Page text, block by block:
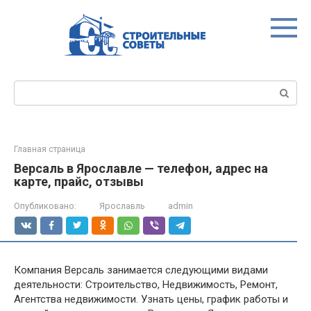
Главная страница
Версаль в Ярославле — телефон, адрес на
карте, прайс, отзывы
Опубликовано: Ярославль admin
Компания Версаль занимается следующими видами
деятельности: Строительство, Недвижимость, Ремонт,
Агентства недвижимости. Узнать цены, график работы и